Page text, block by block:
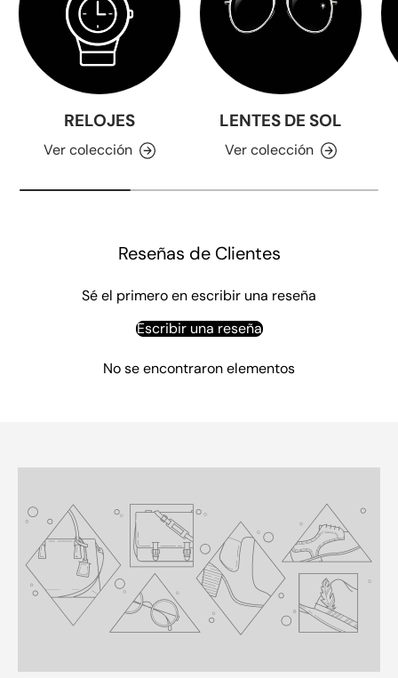
RELOJES
Ver colección
LENTES DE SOL
Ver colección
Reseñas de Clientes
Sé el primero en escribir una reseña
Escribir una reseña
No se encontraron elementos